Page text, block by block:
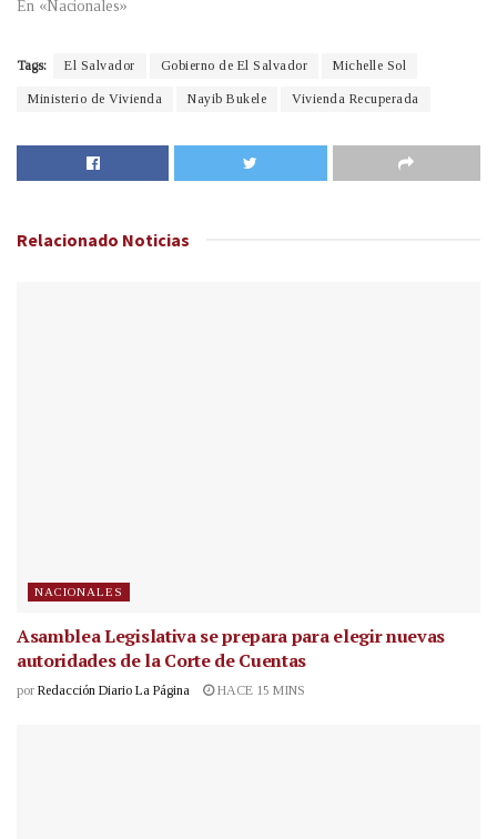
En «Nacionales»
Tags: El Salvador Gobierno de El Salvador Michelle Sol
Ministerio de Vivienda Nayib Bukele Vivienda Recuperada
Relacionado Noticias
NACIONALES
Asamblea Legislativa se prepara para elegir nuevas
autoridades de la Corte de Cuentas
por Redacción Diario La Página HACE 15 MINS